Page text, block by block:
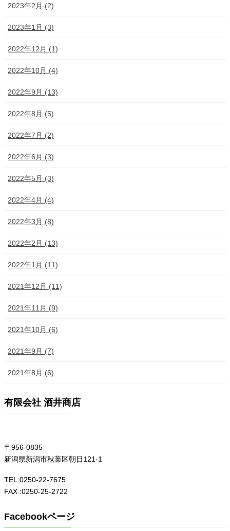
2023年2月 (2)
2023年1月 (3)
2022年12月 (1)
2022年10月 (4)
2022年9月 (13)
2022年8月 (5)
2022年7月 (2)
2022年6月 (3)
2022年5月 (3)
2022年4月 (4)
2022年3月 (8)
2022年2月 (13)
2022年1月 (11)
2021年12月 (11)
2021年11月 (9)
2021年10月 (6)
2021年9月 (7)
2021年8月 (6)
有限会社 酒井商店
〒956-0835
新潟県新潟市秋葉区朝日121-1
TEL:0250-22-7675
FAX :0250-25-2722
Facebookページ